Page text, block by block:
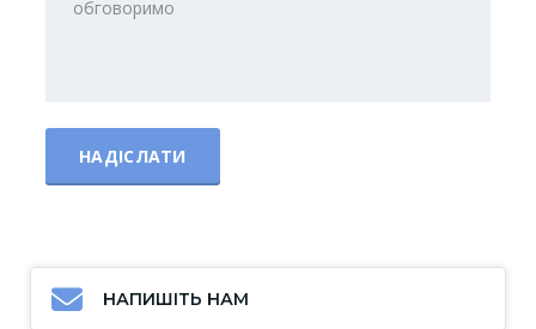
НАПИШІТЬ НАМ